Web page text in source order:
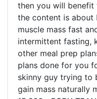
then you will
the content is about
muscle mass fast
intermittent fasting,
other meal prep
plans done for you
skinny guy trying to
gain mass naturally